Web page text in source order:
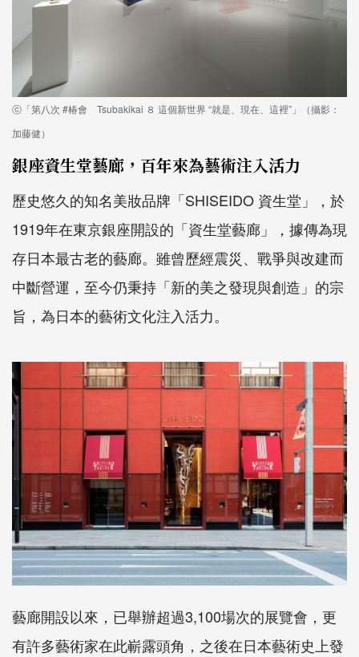
ⓒ「第八次 #椿會 Tsubakikai ８ 這個新世界 “就是、現在、這裡”」（攝影：
加藤健）
銀座資生堂藝廊，百年來為藝術注入活力
歷史悠久的知名美妝品牌「SHISEIDO 資生堂」，於
1919年在東京銀座開設的「資生堂藝廊」，據傳為現
存日本最古老的藝廊。雖曾歷經震災、戰爭與改建而
中斷營運，至今仍秉持「新的美之發現與創造」的宗
旨，為日本的藝術文化注入活力。
藝廊開設以來，已舉辦超過3,100場次的展覽會，更
有許多藝術家在此嶄露頭角，之後在日本藝術史上發